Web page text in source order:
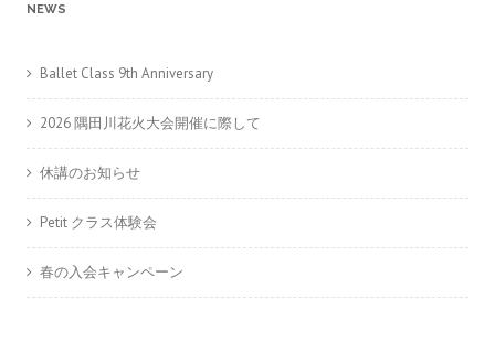
NEWS
Ballet Class 9th Anniversary
2026 隅田川花火大会開催に際して
休講のお知らせ
Petit クラス体験会
春の入会キャンペーン